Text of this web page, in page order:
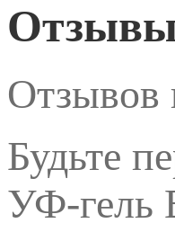
Отзывов
Будьте
УФ-гель